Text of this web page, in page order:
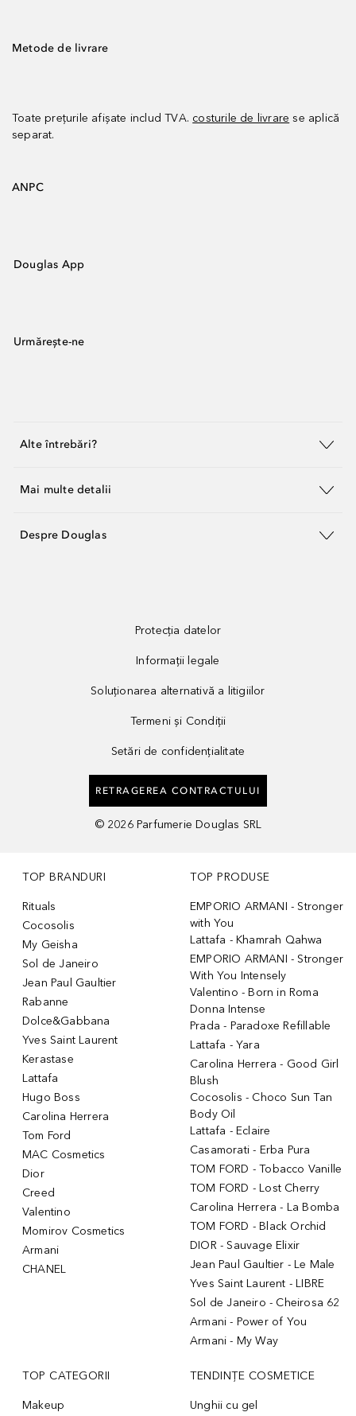
Metode de livrare
Toate prețurile afișate includ TVA. costurile de livrare se aplică
separat.
ANPC
Douglas App
Urmărește-ne
Alte întrebări?
Mai multe detalii
Despre Douglas
Protecția datelor
Informații legale
Soluționarea alternativă a litigiilor
Termeni și Condiții
Setări de confidențialitate
RETRAGEREA CONTRACTULUI
© 2026 Parfumerie Douglas SRL
TOP BRANDURI
Rituals
Cocosolis
My Geisha
Sol de Janeiro
Jean Paul Gaultier
Rabanne
Dolce&Gabbana
Yves Saint Laurent
Kerastase
Lattafa
Hugo Boss
Carolina Herrera
Tom Ford
MAC Cosmetics
Dior
Creed
Valentino
Momirov Cosmetics
Armani
CHANEL
TOP PRODUSE
EMPORIO ARMANI - Stronger
with You
Lattafa - Khamrah Qahwa
EMPORIO ARMANI - Stronger
With You Intensely
Valentino - Born in Roma
Donna Intense
Prada - Paradoxe Refillable
Lattafa - Yara
Carolina Herrera - Good Girl
Blush
Cocosolis - Choco Sun Tan
Body Oil
Lattafa - Eclaire
Casamorati - Erba Pura
TOM FORD - Tobacco Vanille
TOM FORD - Lost Cherry
Carolina Herrera - La Bomba
TOM FORD - Black Orchid
DIOR - Sauvage Elixir
Jean Paul Gaultier - Le Male
Yves Saint Laurent - LIBRE
Sol de Janeiro - Cheirosa 62
Armani - Power of You
Armani - My Way
TOP CATEGORII
Makeup
TENDINȚE COSMETICE
Unghii cu gel